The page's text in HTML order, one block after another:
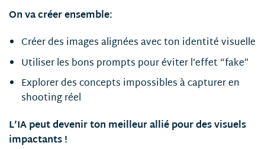
On va créer ensemble:
Créer des images alignées avec ton identité visuelle
Utiliser les bons prompts pour éviter l’effet “fake”
Explorer des concepts impossibles à capturer en
shooting réel
L’IA peut devenir ton meilleur allié pour des visuels
impactants !